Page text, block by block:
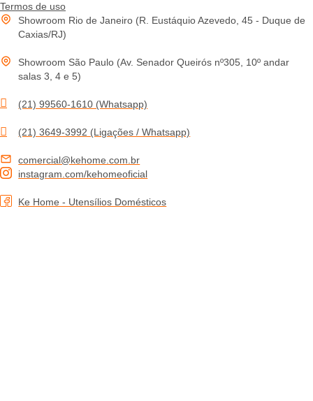
Termos de uso
Showroom Rio de Janeiro (R. Eustáquio Azevedo, 45 - Duque de
Caxias/RJ)
Showroom São Paulo (Av. Senador Queirós nº305, 10º andar
salas 3, 4 e 5)
(21) 99560-1610 (Whatsapp)
(21) 3649-3992 (Ligações / Whatsapp)
comercial@kehome.com.br
instagram.com/kehomeoficial
Ke Home - Utensílios Domésticos